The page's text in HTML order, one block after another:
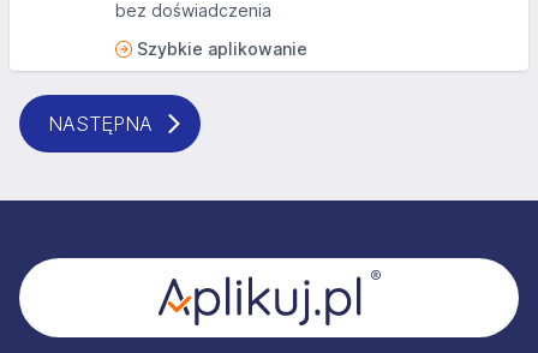
bez doświadczenia
Szybkie aplikowanie
NASTĘPNA